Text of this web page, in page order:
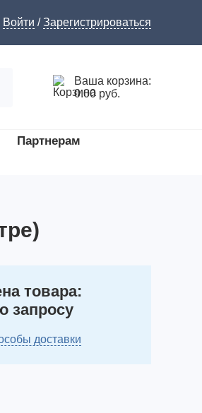
Войти /Зарегистрироваться
Ваша корзина:
0.00 руб.
Партнерам
товара:
запросу
доставки